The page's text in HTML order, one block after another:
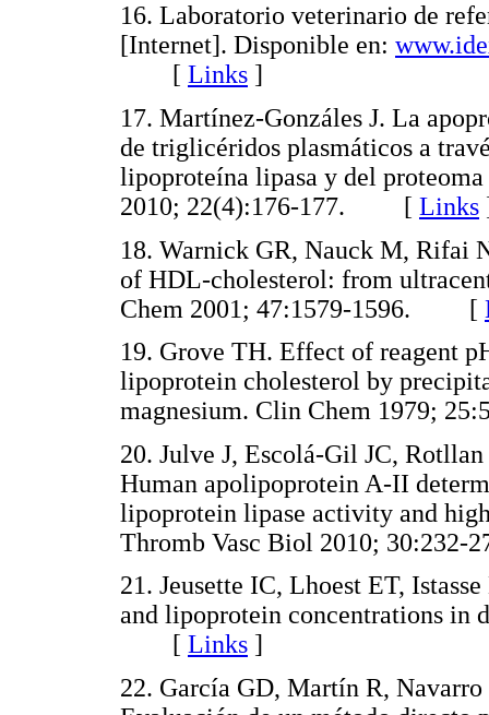
16. Laboratorio veterinario de
[Internet]. Disponible en:
[ Links ]
17. Martínez-Gonzáles J. La
de triglicéridos plasmáticos a
lipoproteína lipasa y del
2010; 22(4):176-177. [ Links
18. Warnick GR, Nauck M, Rifai
of HDL-cholesterol: from
Chem 2001; 47:1579-1596. [
19. Grove TH. Effect of reagent
lipoprotein cholesterol by
magnesium. Clin Chem 1979;
20. Julve J, Escolá-Gil JC,
Human apolipoprotein A-II
lipoprotein lipase activity and
Thromb Vasc Biol 2010;
21. Jeusette IC, Lhoest ET,
and lipoprotein concentrations in
[ Links ]
22. García GD, Martín R,